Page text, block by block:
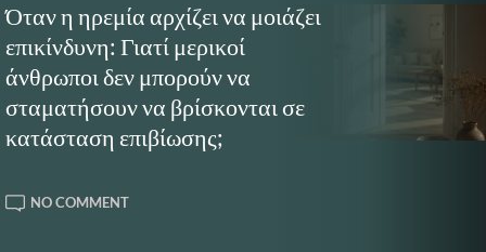
Όταν η ηρεμία αρχίζει να μοιάζει
επικίνδυνη: Γιατί μερικοί
άνθρωποι δεν μπορούν να
σταματήσουν να βρίσκονται σε
κατάσταση επιβίωσης;
NO COMMENTON